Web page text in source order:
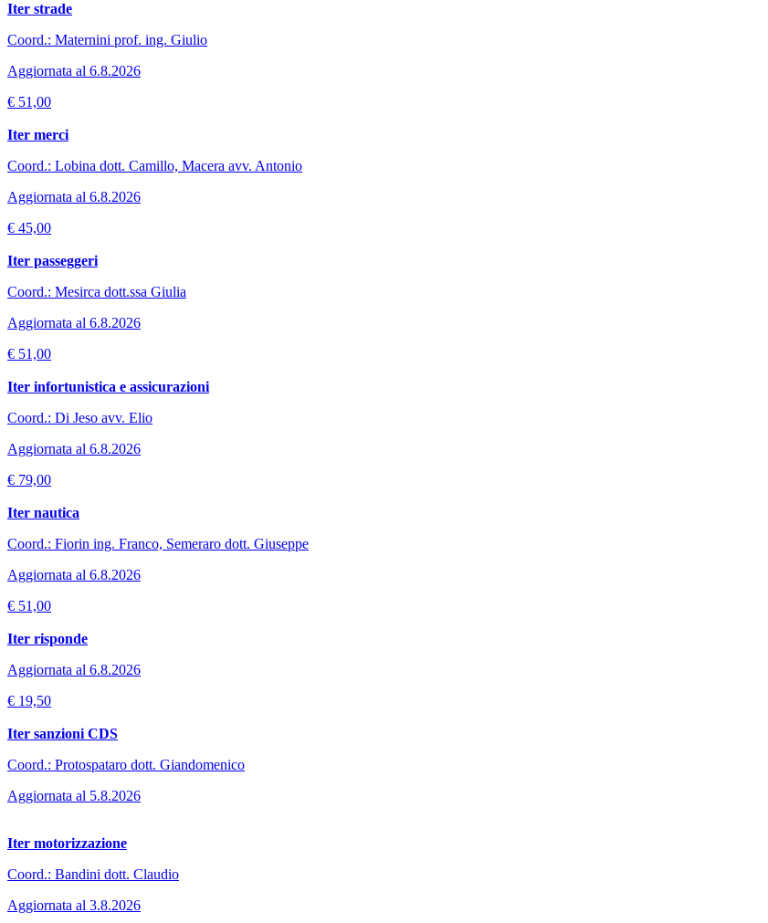
Iter strade
Coord.: Maternini prof. ing. Giulio
Aggiornata al 6.8.2026
€ 51,00
Iter merci
Coord.: Lobina dott. Camillo, Macera avv. Antonio
Aggiornata al 6.8.2026
€ 45,00
Iter passeggeri
Coord.: Mesirca dott.ssa Giulia
Aggiornata al 6.8.2026
€ 51,00
Iter infortunistica e assicurazioni
Coord.: Di Jeso avv. Elio
Aggiornata al 6.8.2026
€ 79,00
Iter nautica
Coord.: Fiorin ing. Franco, Semeraro dott. Giuseppe
Aggiornata al 6.8.2026
€ 51,00
Iter risponde
Aggiornata al 6.8.2026
€ 19,50
Iter sanzioni CDS
Coord.: Protospataro dott. Giandomenico
Aggiornata al 5.8.2026
Iter motorizzazione
Coord.: Bandini dott. Claudio
Aggiornata al 3.8.2026